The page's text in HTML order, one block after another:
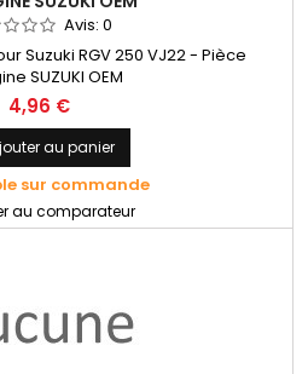
Avis: 0
Suzuki RGV 250 VJ22 - Pièce
SUZUKI OEM
4,96 €
au panier
sur commande
au comparateur